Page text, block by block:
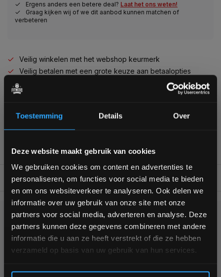
Toestemming Details Over
Deze website maakt gebruik van cookies
We gebruiken cookies om content en advertenties te
personaliseren, om functies voor social media te bieden
en om ons websiteverkeer te analyseren. Ook delen we
informatie over uw gebruik van onze site met onze
partners voor social media, adverteren en analyse. Deze
partners kunnen deze gegevens combineren met andere
informatie die u aan ze heeft verstrekt of die ze hebben
verzameld op basis van uw gebruik van hun services.
Ergens anders een betere deal? Laat het ons weten!
Graag kijken wij of we dit aanbod kunnen matchen of
verbeteren
Veilig winkelen met het webshop keurmerk
Veilig betalen met een grote keuze aan betaalopties
Voor 95% direct uit voorraad geleverd
Van homegym tot professionele gym
Persoonlijk en deskundig advies op maat
BESCHRIJVING
KUNNEN WE HELPEN?
+31 (0)24 645 1309
Bam! 5% korting op je volgende
Schrijf je in voor onze nieuwsbrief om op de hoogte te
blijven over onze nieuwe producten, deals en meer
interessante info. Ontvang 5% korting op je eerstvolgende
aankoop! 😀
Inschrijven